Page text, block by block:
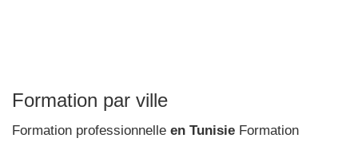
Formation par ville
Formation professionnelle en Tunisie Formation